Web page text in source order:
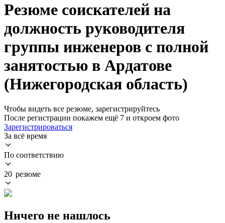
Резюме соискателей на
должность руководителя
группы инженеров с полной
занятостью в Ардатове
(Нижегородская область)
Чтобы видеть все резюме, зарегистрируйтесь
После регистрации покажем ещё 7 и откроем фото
Зарегистрироваться
За всё время
По соответствию
20 резюме
Ничего не нашлось